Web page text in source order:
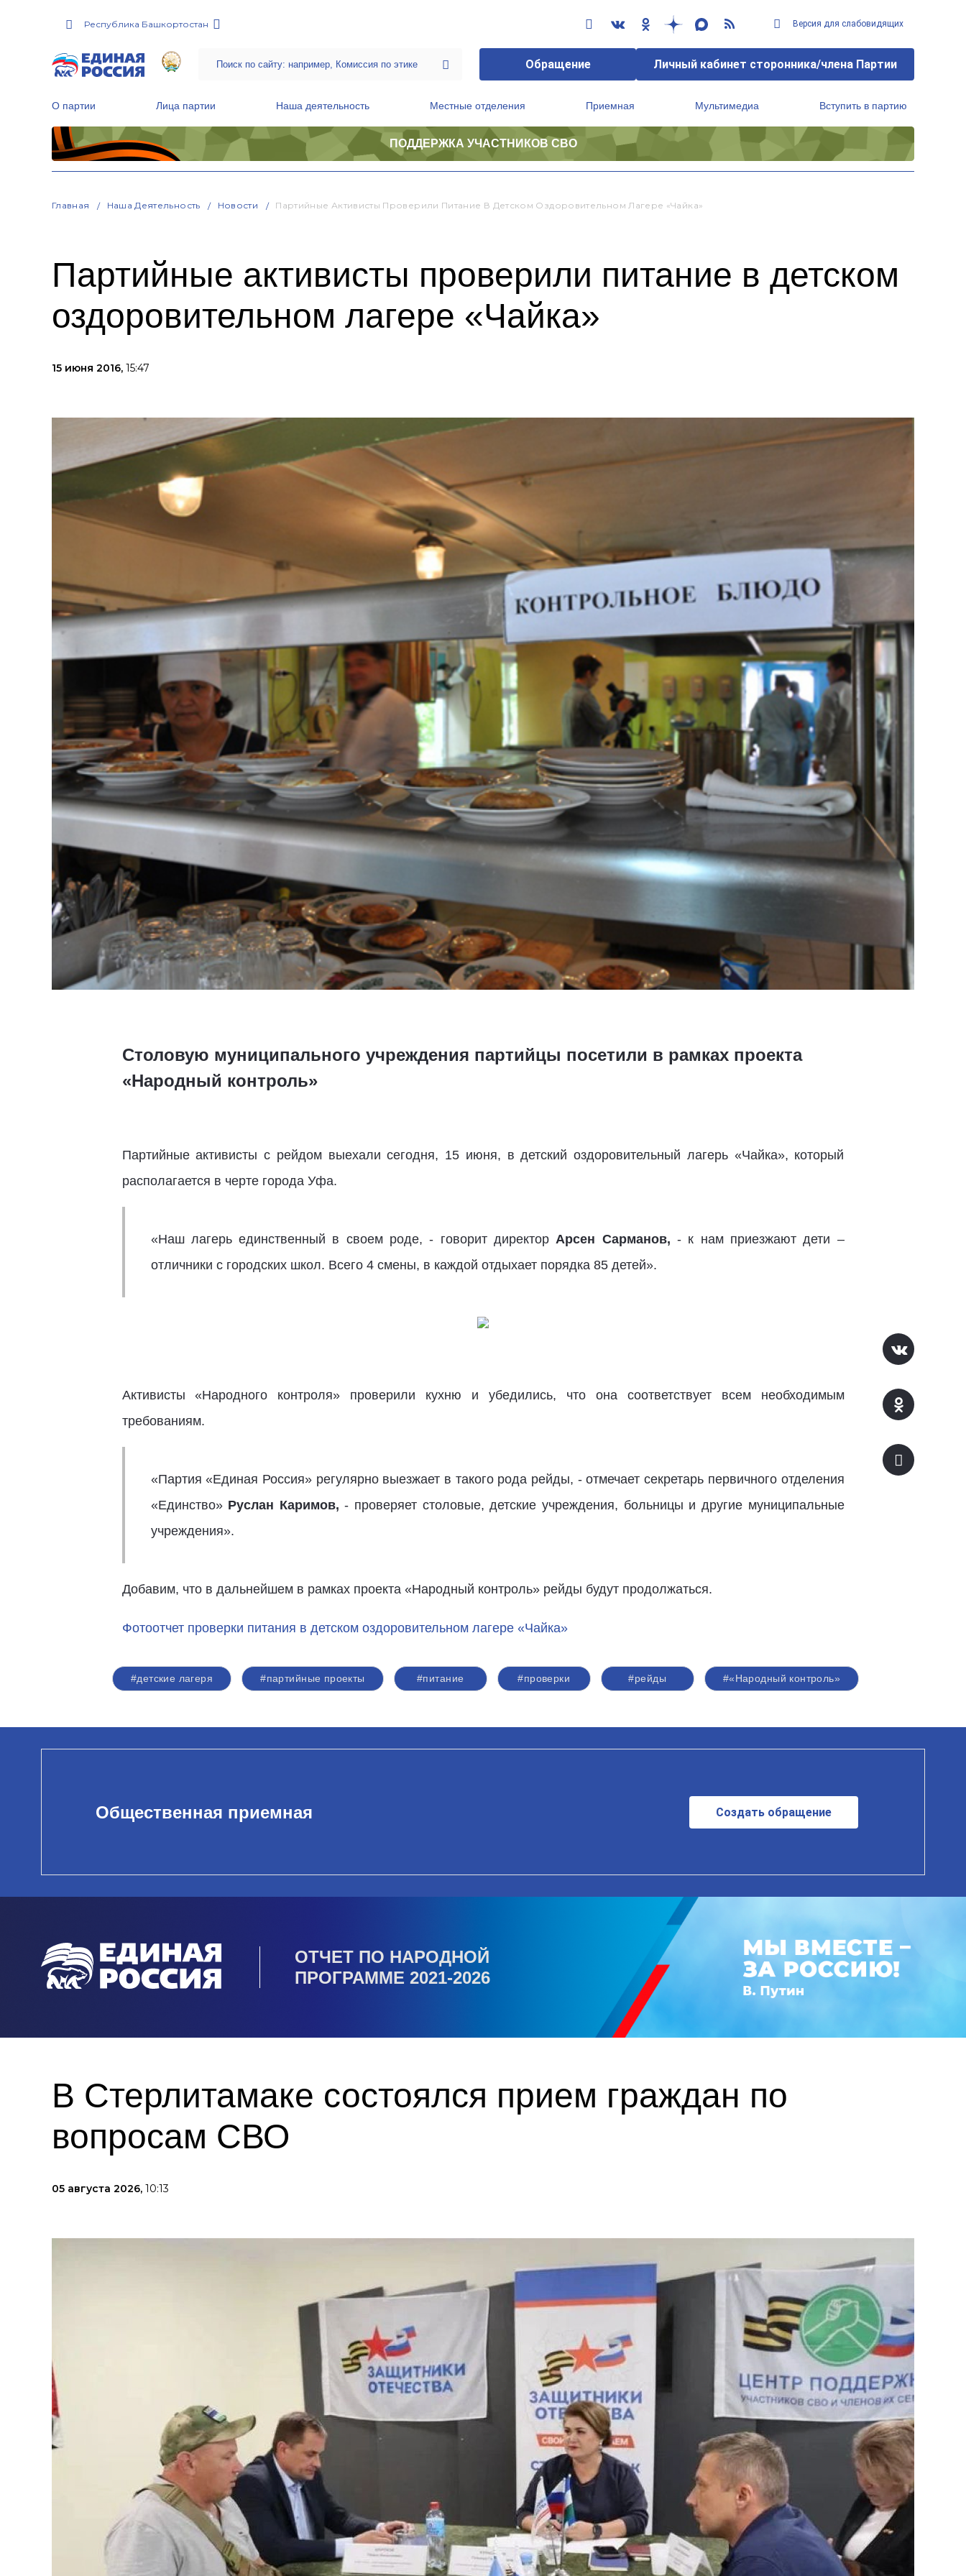
Республика Башкортостан Версия для слабовидящих
Обращение Личный кабинет сторонника/члена Партии
О партии Лица партии Наша деятельность Местные отделения Приемная Мультимедиа Вступить в партию
ПОДДЕРЖКА УЧАСТНИКОВ СВО
Главная Наша Деятельность Новости Партийные Активисты Проверили Питание В Детском Оздоровительном Лагере «Чайка»
Партийные активисты проверили питание в детском
оздоровительном лагере «Чайка»
15 июня 2016, 15:47
Столовую муниципального учреждения партийцы посетили в рамках проекта
«Народный контроль»
Партийные активисты с рейдом выехали сегодня, 15 июня, в детский оздоровительный лагерь «Чайка», который
располагается в черте города Уфа.
«Наш лагерь единственный в своем роде, - говорит директорАрсен Сарманов, - к нам приезжают дети –
отличники с городских школ. Всего 4 смены, в каждой отдыхает порядка 85 детей».
Активисты «Народного контроля» проверили кухню и убедились, что она соответствует всем необходимым
требованиям.
«Партия «Единая Россия» регулярно выезжает в такого рода рейды, - отмечает секретарь первичного отделения
«Единство» Руслан Каримов, - проверяет столовые, детские учреждения, больницы и другие муниципальные
учреждения».
Добавим, что в дальнейшем в рамках проекта «Народный контроль» рейды будут продолжаться.
Фотоотчет проверки питания в детском оздоровительном лагере «Чайка»
#детские лагеря #партийные проекты #питание #проверки #рейды #«Народный контроль»
Общественная приемная Создать обращение
ОТЧЕТ ПО НАРОДНОЙ
ПРОГРАММЕ 2021-2026
В Стерлитамаке состоялся прием граждан по
вопросам СВО
05 августа 2026, 10:13